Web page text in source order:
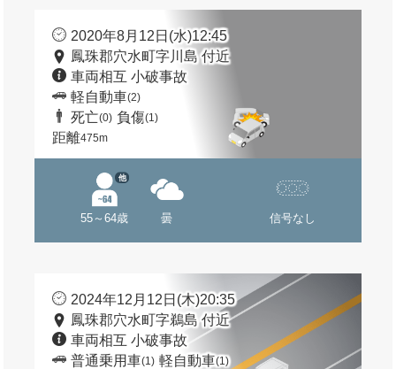
2020年8月12日(水)12:45
鳳珠郡穴水町字川島 付近
車両相互 小破事故
軽自動車(2)
死亡(0) 負傷(1)
距離475m
55～64歳
他
曇 信号なし
2024年12月12日(木)20:35
鳳珠郡穴水町字鵜島 付近
車両相互 小破事故
普通乗用車(1) 軽自動車(1)